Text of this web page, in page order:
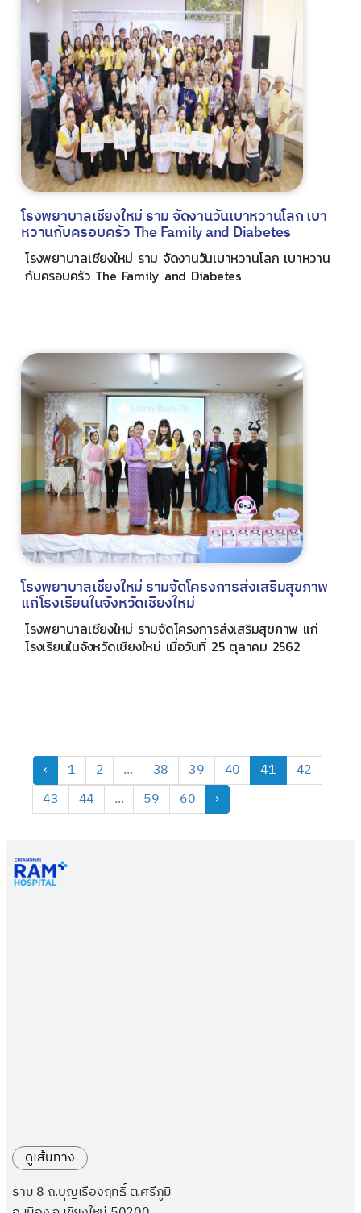
โรงพยาบาลเชียงใหม่ ราม จัดงานวันเบาหวานโลก เบา
หวานกับครอบครัว The Family and Diabetes
โรงพยาบาลเชียงใหม่ ราม จัดงานวันเบาหวานโลก เบาหวาน
กับครอบครัว The Family and Diabetes
โรงพยาบาลเชียงใหม่ รามจัดโครงการส่งเสริมสุขภาพ
แก่โรงเรียนในจังหวัดเชียงใหม่
โรงพยาบาลเชียงใหม่ รามจัดโครงการส่งเสริมสุขภาพ แก่
โรงเรียนในจังหวัดเชียงใหม่ เมื่อวันที่ 25 ตุลาคม 2562
‹ 1 2 ... 38 39 40 41
42
43
44 ... 59 60 ›
ดูเส้นทาง
ราม 8 ถ.บุญเรืองฤทธิ์ ต.ศรีภูมิ